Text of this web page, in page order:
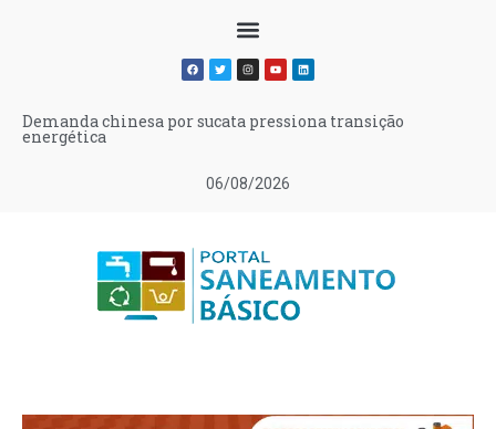
06/08/2026
Demanda chinesa por sucata pressiona transição
energética